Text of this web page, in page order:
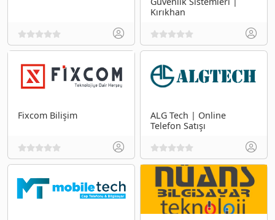
Kırıkhan
Fixcom Bilişim
ALG Tech | Online
Telefon Satışı